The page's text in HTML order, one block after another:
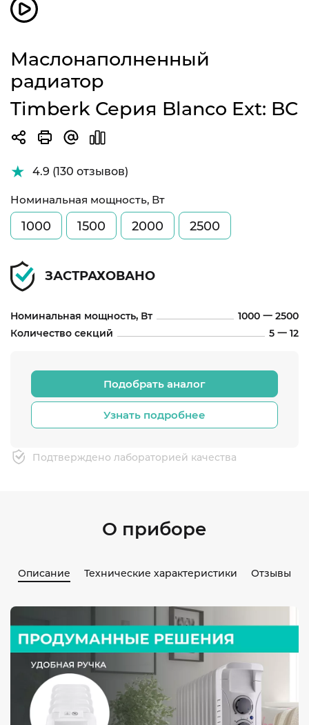
Маслонаполненный
радиатор
Timberk Серия Blanco Ext: BC
4.9 (130 отзывов)
Номинальная мощность, Вт
1000 1500 2000 2500
ЗАСТРАХОВАНО
Номинальная мощность, Вт
1000 一 2500
Количество секций
5 一 12
Подобрать аналог
Узнать подробнее
Подтверждено лабораторией качества
О приборе
Описание Технические характеристики Отзывы